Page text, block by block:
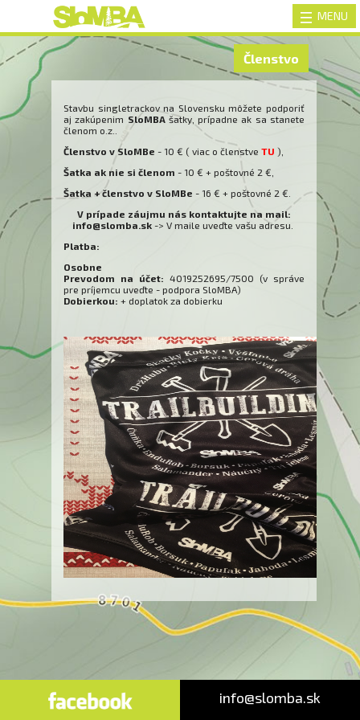
III MENU
Členstvo
Stavbu singletrackov na Slovensku môžete podporiť
aj zakúpenim SloMBAšatky, prípadne ak sa stanete
členom o.z..
Členstvo v SloMBe - 10 € ( viac o členstve TU ),
Šatka ak nie si členom - 10 € + poštovné 2 €,
Šatka + členstvo v SloMBe - 16 € + poštovné 2 €.
V prípade záujmu nás kontaktujte na mail:
info@slomba.sk -> V maile uveďte vašu adresu.
Platba:
Osobne
Prevodom na účet: 4019252695/7500 (v správe
pre príjemcu uveďte - podpora SloMBA)
Dobierkou: + doplatok za dobierku
info@slomba.sk